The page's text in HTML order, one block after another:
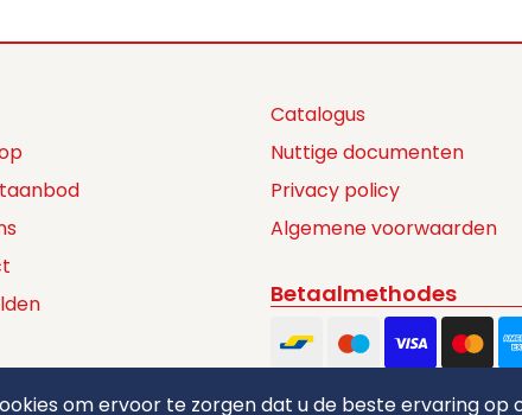
Catalogus
Nuttige documenten
Privacy policy
Algemene voorwaarden
Betaalmethodes
om ervoor te zorgen dat u de beste ervaring op